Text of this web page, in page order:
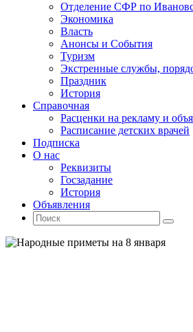
Отделение СФР по
Экономика
Власть
Анонсы и События
Туризм
Экстренные службы,
Праздник
История
Справочная
Расценки на рекламу и
Расписание детских врачей
Подписка
О нас
Реквизиты
Госзадание
История
Объявления
Поиск
Искать:
Поиск